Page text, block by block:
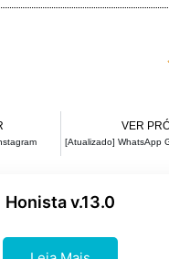
VER
[Atualizado] WhatsApp
Honista v.13.0